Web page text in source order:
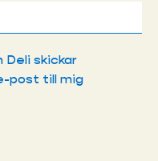
Deli skickar
post till mig